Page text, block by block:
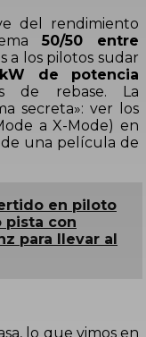
del rendimiento
50/50 entre
a los pilotos sudar
de potencia
de rebase. La
secreta»: ver los
a X-Mode) en
una película de
en piloto
pista con
para llevar al
lo que vimos en